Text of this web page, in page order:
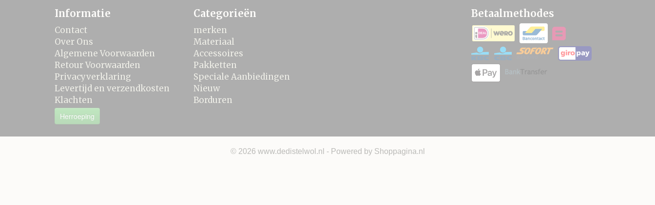
Informatie
Contact
Over Ons
Algemene Voorwaarden
Retour Voorwaarden
Privacyverklaring
Levertijd en verzendkosten
Klachten
Herroeping
Categorieën
merken
Materiaal
Accessoires
Pakketten
Speciale Aanbiedingen
Nieuw
Borduren
Betaalmethodes
© 2026 www.dedistelwol.nl - Powered by Shoppagina.nl